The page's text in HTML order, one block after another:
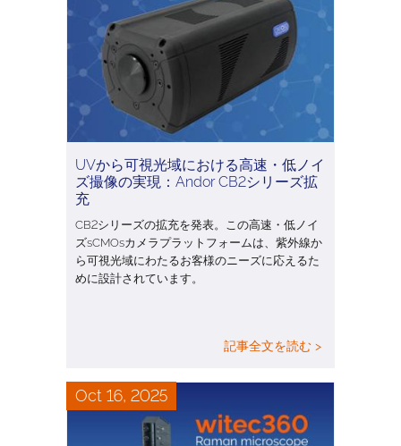
UVから可視光域における高速・低ノイ
ズ撮像の実現：Andor CB2シリーズ拡
充
CB2シリーズの拡充を発表。この高速・低ノイ
ズsCMOsカメラプラットフォームは、紫外線か
ら可視光域にわたるお客様のニーズに応えるた
めに設計されています。
記事全文を読む >
Oct 16, 2025